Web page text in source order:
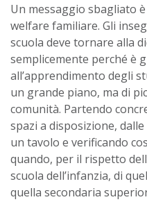
Un messaggio sbagliato
welfare familiare. Gli
scuola deve tornare alla
semplicemente perché è
all’apprendimento degli
un grande piano, ma di
comunità. Partendo
spazi a disposizione,
un tavolo e verificando
quando, per il rispetto
scuola dell’infanzia, di
quella secondaria